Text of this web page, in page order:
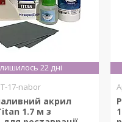
22 дні
17-nabor
акрил
1.7 м з